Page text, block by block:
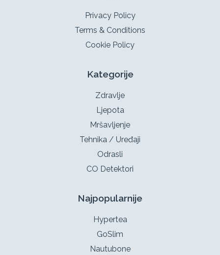
Privacy Policy
Terms & Conditions
Cookie Policy
Kategorije
Zdravlje
Ljepota
Mršavljenje
Tehnika / Uređaji
Odrasli
CO Detektori
Najpopularnije
Hypertea
GoSlim
Nautubone